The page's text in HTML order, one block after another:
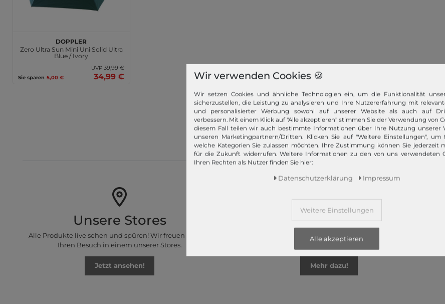
doppler
Zero Ultra Sun Mini Uni Solid Ultra
Blue / Ivory
UVP39,99 €
34,99 €
Sie sparen 5,00 €
modeherz bietet Ihnen die angesagtesten Modetrends. Und das 365
Für unsere Kunden nur das Beste! Ausgewählte Marken, wie TOMMY HILFIGER,
Campomaggi oder LIEBESKIND BERLIN.
Unsere Stores
Alle Produkte live sehen und spüren! Wir freuen uns auf
Ihren Besuch in einem unserer Stores.
Jetzt ansehen!
Schneller Versand!
Wir versenden Ihre Bestellung schnell per
Premiumversand.
Mehr dazu!
Wir verwenden Cookies 🍪
Wir setzen Cookies und ähnliche Technologien ein, um die Funktionalität
sicherzustellen, die Leistung zu analysieren und Ihre Nutzererfahrung mit
und personalisierter Werbung sowohl auf unserer Website als auch auf
verbessern. Mit einem Klick auf "Alle akzeptieren" stimmen Sie der Verwendung von
diesem Fall teilen wir auch bestimmte Informationen über Ihre Nutzung unserer
unseren Marketingpartnern/Dritten. Klicken Sie auf "Weitere Einstellungen", um
welche Kategorien Sie zulassen möchten. Ihre Zustimmung können Sie jederzeit
für die Zukunft widerrufen. Weitere Informationen zu den von uns verwendeten
Ihren Rechten als Nutzer finden Sie hier:
Daten­schutz­erklärung Impressum
Weitere Einstellungen
Alle akzeptieren